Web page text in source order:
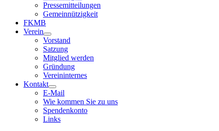
Pressemitteilungen
Gemeinnützigkeit
FKMB
Verein
Vorstand
Satzung
Mitglied werden
Gründung
Vereininternes
Kontakt
E-Mail
Wie kommen Sie zu uns
Spendenkonto
Links